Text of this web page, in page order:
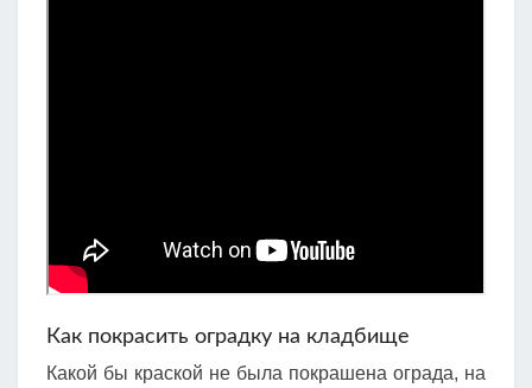
Как покрасить оградку на кладбище
Какой бы краской не была покрашена ограда, на